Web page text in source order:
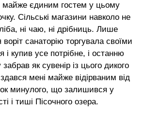
майже єдиним гостем у цьому
Сільські магазини навколо не
ні чаю, ні дрібниць. Лише
санаторію торгувала своїми
і купив усе потрібне, і останню
як сувенір із цього дикого
мені майже відірваним від
минулого, що залишився у
і тиші Пісочного озера.